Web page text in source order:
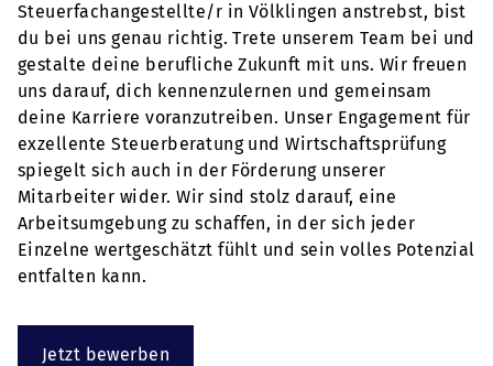
Steuerfachangestellte/r in Völklingen anstrebst, bist
du bei uns genau richtig. Trete unserem Team bei und
gestalte deine berufliche Zukunft mit uns. Wir freuen
uns darauf, dich kennenzulernen und gemeinsam
deine Karriere voranzutreiben. Unser Engagement für
exzellente Steuerberatung und Wirtschaftsprüfung
spiegelt sich auch in der Förderung unserer
Mitarbeiter wider. Wir sind stolz darauf, eine
Arbeitsumgebung zu schaffen, in der sich jeder
Einzelne wertgeschätzt fühlt und sein volles Potenzial
entfalten kann.
Jetzt bewerben